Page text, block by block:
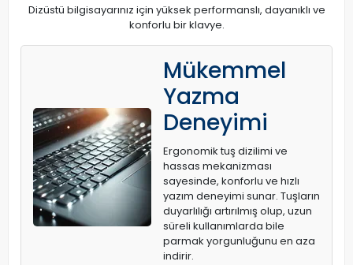
Dizüstü bilgisayarınız için yüksek performanslı, dayanıklı ve
konforlu bir klavye.
Mükemmel
Yazma
Deneyimi
Ergonomik tuş dizilimi ve
hassas mekanizması
sayesinde, konforlu ve hızlı
yazım deneyimi sunar. Tuşların
duyarlılığı artırılmış olup, uzun
süreli kullanımlarda bile
parmak yorgunluğunu en aza
indirir.